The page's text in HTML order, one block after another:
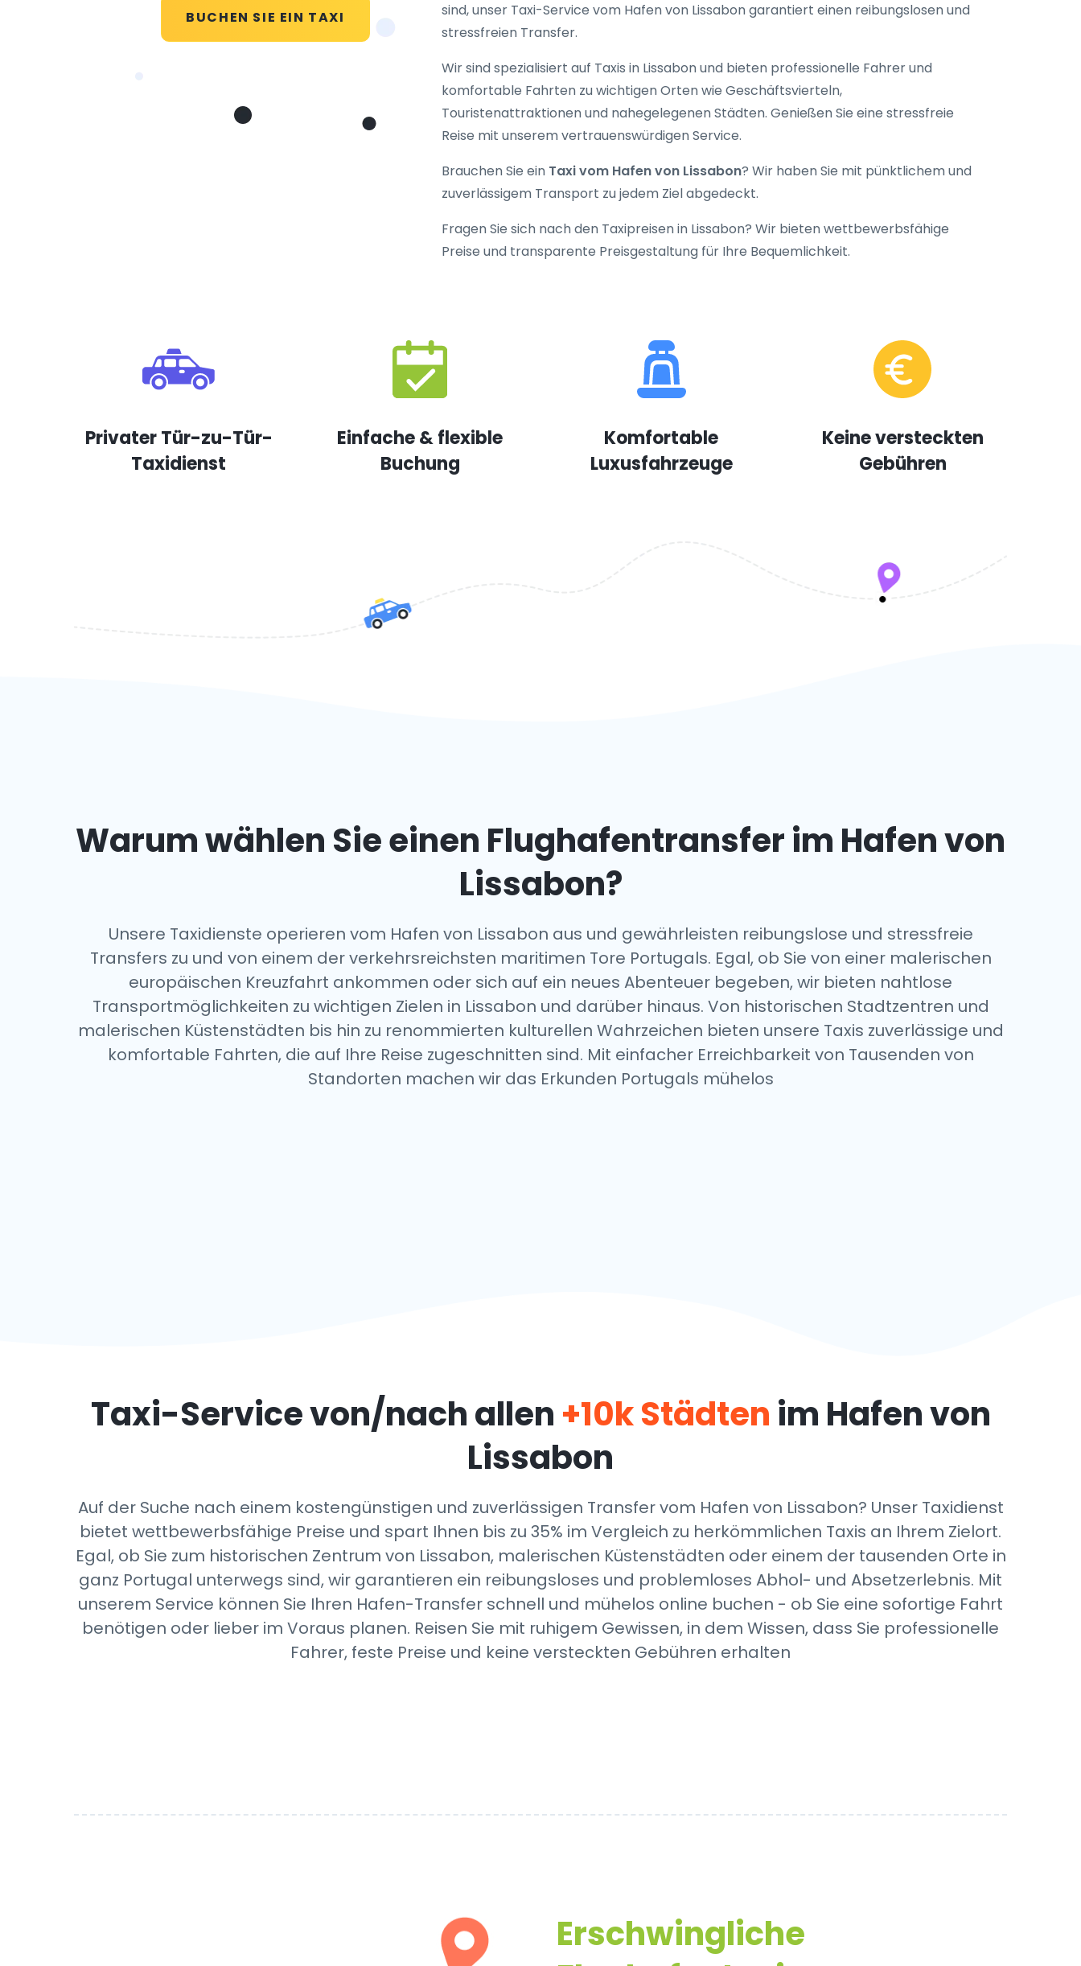
BUCHEN SIE EIN TAXI
sind, unser Taxi-Service vom Hafen von Lissabongarantiert einen reibungslosen und
stressfreien Transfer.
Wir sind spezialisiert auf Taxis in Lissabonund bieten professionelle Fahrer und
komfortable Fahrten zu wichtigen Orten wie Geschäftsvierteln,
Touristenattraktionen und nahegelegenen Städten. Genießen Sie eine stressfreie
Reise mit unserem vertrauenswürdigen Service.
Brauchen Sie ein Taxi vom Hafen von Lissabon? Wir haben Sie mit pünktlichem und
zuverlässigem Transport zu jedem Ziel abgedeckt.
Fragen Sie sich nach den Taxipreisen in Lissabon? Wir bieten wettbewerbsfähige
Preise und transparente Preisgestaltung für Ihre Bequemlichkeit.
Privater Tür-zu-Tür-
Taxidienst
Einfache & flexible
Buchung
Komfortable
Luxusfahrzeuge
Keine versteckten
Gebühren
Warum wählen Sie einen Flughafentransfer im Hafen von
Lissabon?
Unsere Taxidienste operieren vom Hafen von Lissabon aus und gewährleisten reibungslose und stressfreie
Transfers zu und von einem der verkehrsreichsten maritimen Tore Portugals. Egal, ob Sie von einer malerischen
europäischen Kreuzfahrt ankommen oder sich auf ein neues Abenteuer begeben, wir bieten nahtlose
Transportmöglichkeiten zu wichtigen Zielen in Lissabon und darüber hinaus. Von historischen Stadtzentren und
malerischen Küstenstädten bis hin zu renommierten kulturellen Wahrzeichen bieten unsere Taxis zuverlässige und
komfortable Fahrten, die auf Ihre Reise zugeschnitten sind. Mit einfacher Erreichbarkeit von Tausenden von
Standorten machen wir das Erkunden Portugals mühelos
Taxi-Service von/nach allen +10k Städten im Hafen von
Lissabon
Auf der Suche nach einem kostengünstigen und zuverlässigen Transfer vom Hafen von Lissabon? Unser Taxidienst
bietet wettbewerbsfähige Preise und spart Ihnen bis zu 35% im Vergleich zu herkömmlichen Taxis an Ihrem Zielort.
Egal, ob Sie zum historischen Zentrum von Lissabon, malerischen Küstenstädten oder einem der tausenden Orte in
ganz Portugal unterwegs sind, wir garantieren ein reibungsloses und problemloses Abhol- und Absetzerlebnis. Mit
unserem Service können Sie Ihren Hafen-Transfer schnell und mühelos online buchen - ob Sie eine sofortige Fahrt
benötigen oder lieber im Voraus planen. Reisen Sie mit ruhigem Gewissen, in dem Wissen, dass Sie professionelle
Fahrer, feste Preise und keine versteckten Gebühren erhalten
Erschwingliche